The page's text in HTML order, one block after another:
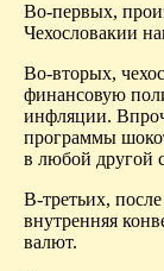
Во-первых,
Чехо­словакии
Во-вторых,
финансовую
инфляции.
программы
в любой другой
В-третьих,
внутренняя
валют.